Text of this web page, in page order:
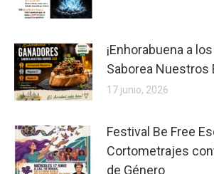
¡Enhorabuena a
Saborea Nuestros
17 junio, 2026
Festival Be Free
Cortometrajes
de Género